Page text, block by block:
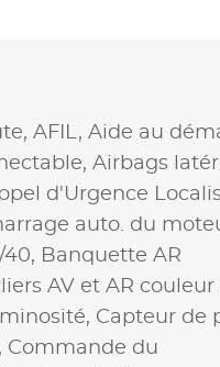
AFIL, Aide au
Airbags
d'Urgence
auto. du
Banquette AR
AV et AR couleur
Capteur de
Commande du